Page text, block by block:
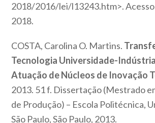
2018/2016/lei/l13243.htm>. Acesso
2018.
COSTA, Carolina O. Martins.
Tecnologia Universidade-Indústria
Atuação de Núcleos de Inovação
2013. 51 f. Dissertação (Mestrado
de Produção) – Escola Politécnica,
São Paulo, São Paulo, 2013.